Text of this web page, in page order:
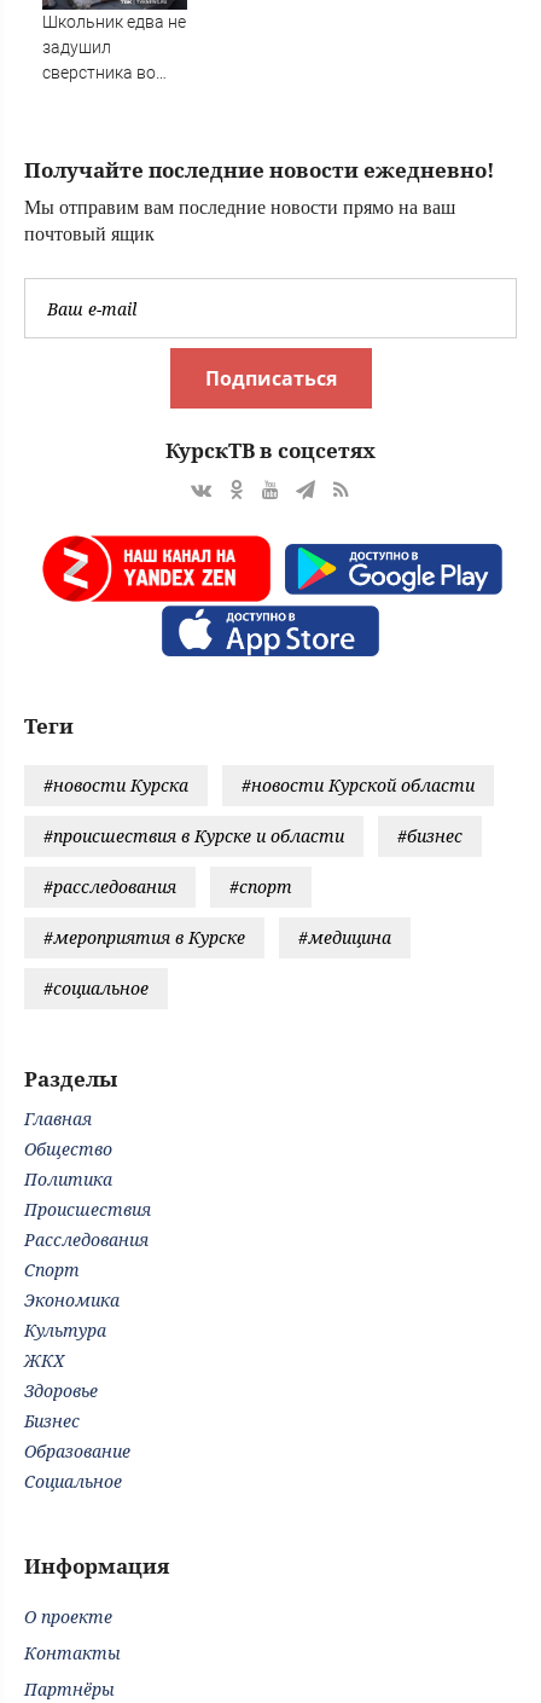
военных
Школьник едва не
задушил
сверстника во
Получайте последние новости ежедневно!
Мы отправим вам последние новости прямо на ваш
почтовый ящик
Подписаться
КурскТВ в соцсетях
Теги
#новости Курска #новости Курской области
#происшествия в Курске и области #бизнес
#расследования #спорт
#мероприятия в Курске #медицина
#социальное
Разделы
Главная
Общество
Политика
Происшествия
Расследования
Спорт
Экономика
Культура
ЖКХ
Здоровье
Бизнес
Образование
Социальное
Информация
О проекте
Контакты
Партнёры